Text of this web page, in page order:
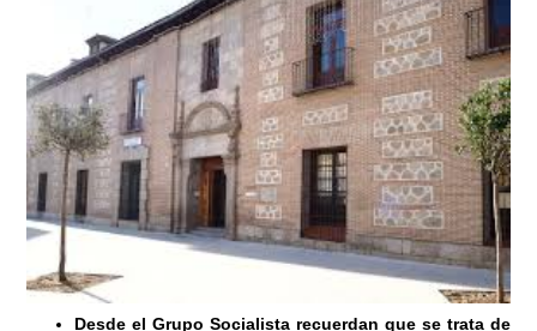
Desde el Grupo Socialista recuerdan que se trata de